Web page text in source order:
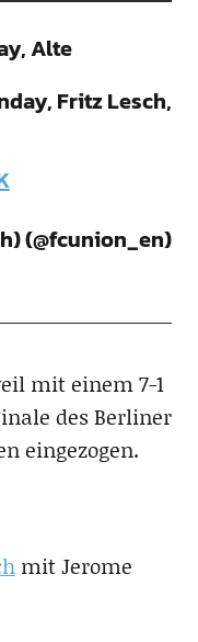
Alte
Fritz Lesch,
(@fcunion_en)
mit einem 7-1
des Berliner
eingezogen.
mit Jerome